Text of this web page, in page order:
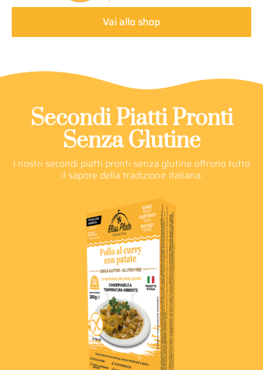
Vai allo shop
Secondi Piatti Pronti
Senza Glutine
I nostri secondi piatti pronti senza glutine offrono tutto
il sapore della tradizione italiana: